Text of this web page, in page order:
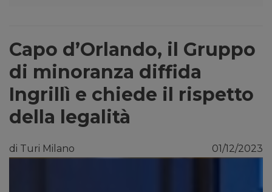
Capo d’Orlando, il Gruppo
di minoranza diffida
Ingrillì e chiede il rispetto
della legalità
di Turi Milano 01/12/2023